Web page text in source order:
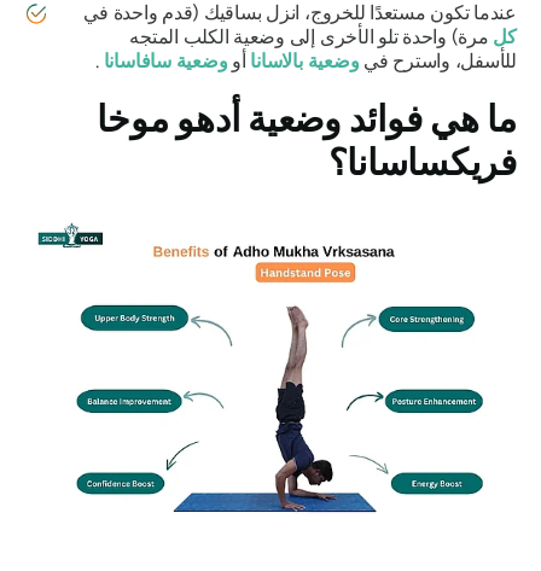
عندما تكون مستعدًا للخروج، انزل بساقيك (قدم واحدة في
كلمرة) واحدة تلو الأخرى إلى وضعية الكلب المتجه
للأسفل، واسترح في وضعية بالاساناأووضعيةسافاسانا.
ما هي فوائد وضعيةأدهو موخا
فريكساسانا؟